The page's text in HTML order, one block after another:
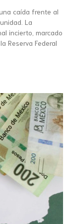
caída frente al
La
incierto, marcado
Reserva Federal